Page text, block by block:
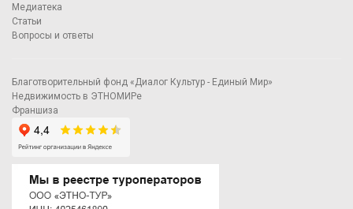
Медиатека
Статьи
Вопросы и ответы
Благотворительный фонд «Диалог Культур - Единый Мир»
Недвижимость в ЭТНОМИРе
Франшиза